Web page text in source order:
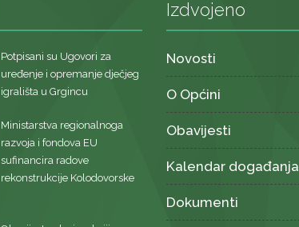
Potpisani su Ugovori za
uređenje i opremanje dječjeg
igrališta u Grgincu
Ministarstva regionalnoga
razvoja i fondova EU
sufinancira radove
rekonstrukcije Kolodovorske
Izdvojeno
Novosti
O Općini
Obavijesti
Kalendar događanja
Dokumenti